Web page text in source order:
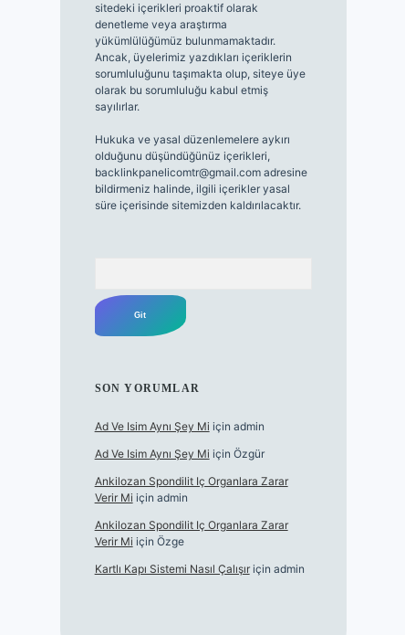
sitedeki içerikleri proaktif olarak
denetleme veya araştırma
yükümlülüğümüz bulunmamaktadır.
Ancak, üyelerimiz yazdıkları içeriklerin
sorumluluğunu taşımakta olup, siteye üye
olarak bu sorumluluğu kabul etmiş
sayılırlar.
Hukuka ve yasal düzenlemelere aykırı
olduğunu düşündüğünüz içerikleri,
backlinkpanelicomtr@gmail.comadresine
bildirmeniz halinde, ilgili içerikler yasal
süre içerisinde sitemizden kaldırılacaktır.
SON YORUMLAR
Ad Ve Isim Aynı Şey Mi için admin
Ad Ve Isim Aynı Şey Mi için Özgür
Ankilozan Spondilit Iç Organlara Zarar
Verir Mi için admin
Ankilozan Spondilit Iç Organlara Zarar
Verir Mi için Özge
Kartlı Kapı Sistemi Nasıl Çalışıriçin admin